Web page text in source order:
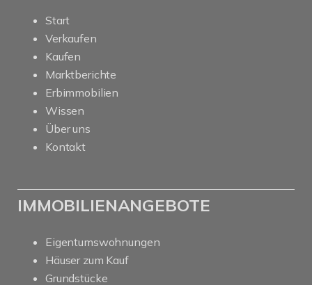
Start
Verkaufen
Kaufen
Marktberichte
Erbimmobilien
Wissen
Über uns
Kontakt
IMMOBILIENANGEBOTE
Eigentumswohnungen
Häuser zum Kauf
Grundstücke